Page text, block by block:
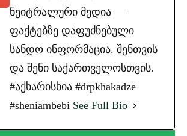
ნეიტრალური მედია —
ფაქტებზე დაფუძნებული
სანდო ინფორმაცია. შენთვის
და შენი საქართველოსთვის.
#აქხარისხია #drpkhakadze
#sheniambebi See Full Bio